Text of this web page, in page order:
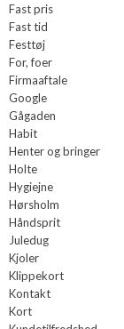
Fast pris
Fast tid
Festtøj
For, foer
Firmaaftale
Google
Gågaden
Habit
Henter og bringer
Holte
Hygiejne
Hørsholm
Håndsprit
Juledug
Kjoler
Klippekort
Kontakt
Kort